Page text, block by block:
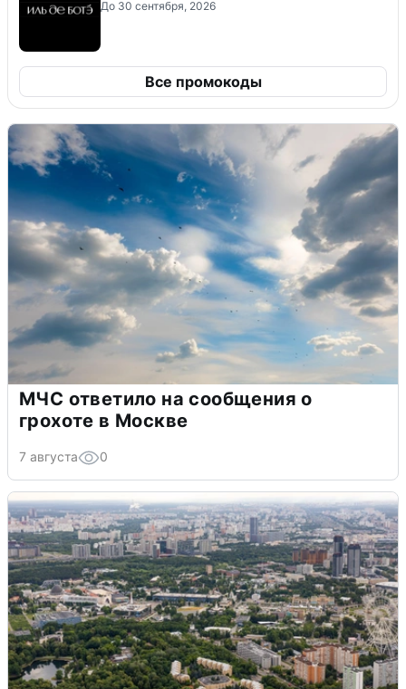
До 30 сентября, 2026
Все промокоды
МЧС ответило на сообщения о
грохоте в Москве
7 августа 0